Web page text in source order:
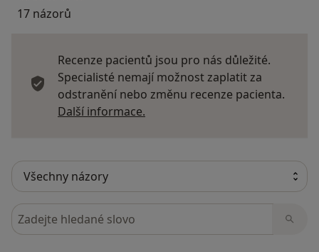
17 názorů
Recenze pacientů jsou pro nás důležité.
Specialisté nemají možnost zaplatit za
odstranění nebo změnu recenze pacienta.
Další informace.
Hledejte v názorech